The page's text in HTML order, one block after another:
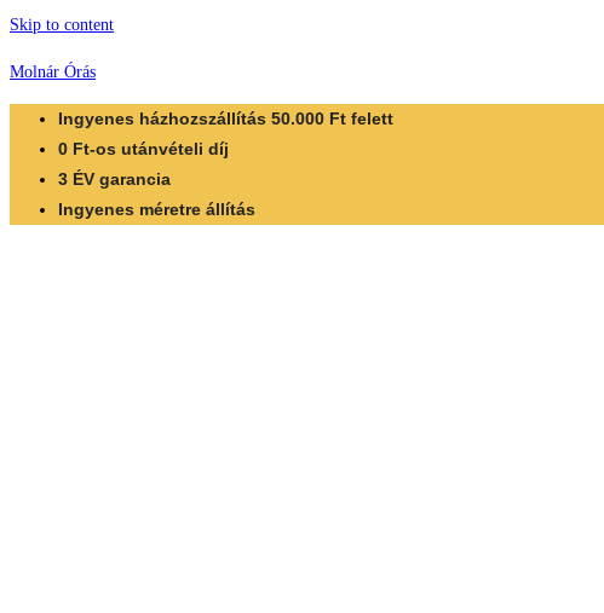
Skip to content
Molnár Órás
Ingyenes házhozszállítás 50.000 Ft felett
0 Ft-os utánvételi díj
3 ÉV garancia
Ingyenes méretre állítás